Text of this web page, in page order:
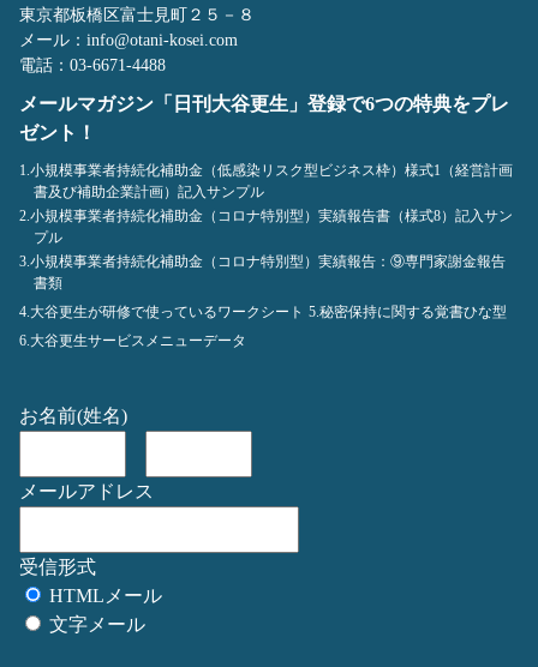
東京都板橋区富士見町２５－８
メール：info@otani-kosei.com
電話：03-6671-4488
メールマガジン「日刊大谷更生」登録で6つの特典をプレ
ゼント！
1.小規模事業者持続化補助金（低感染リスク型ビジネス枠）様式1（経営計画
書及び補助企業計画）記入サンプル
2.小規模事業者持続化補助金（コロナ特別型）実績報告書（様式8）記入サン
プル
3.小規模事業者持続化補助金（コロナ特別型）実績報告：⑨専門家謝金報告
書類
4.大谷更生が研修で使っているワークシート 5.秘密保持に関する覚書ひな型
6.大谷更生サービスメニューデータ
お名前(姓名)
メールアドレス
受信形式
HTMLメール
文字メール